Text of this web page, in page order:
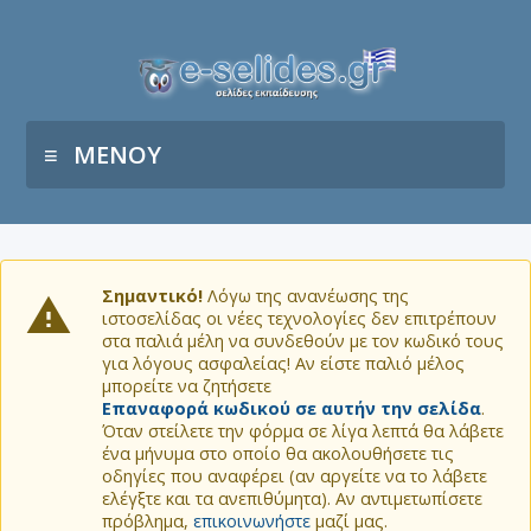
ΜΕΝΟΥ
Σημαντικό! Λόγω της ανανέωσης της
ιστοσελίδας οι νέες τεχνολογίες δεν επιτρέπουν
στα παλιά μέλη να συνδεθούν με τον κωδικό τους
για λόγους ασφαλείας! Αν είστε παλιό μέλος
μπορείτε να ζητήσετε
Επαναφορά κωδικού σε αυτήν την σελίδα.
Όταν στείλετε την φόρμα σε λίγα λεπτά θα λάβετε
ένα μήνυμα στο οποίο θα ακολουθήσετε τις
οδηγίες που αναφέρει (αν αργείτε να το λάβετε
ελέγξτε και τα ανεπιθύμητα). Αν αντιμετωπίσετε
πρόβλημα, επικοινωνήστε μαζί μας.